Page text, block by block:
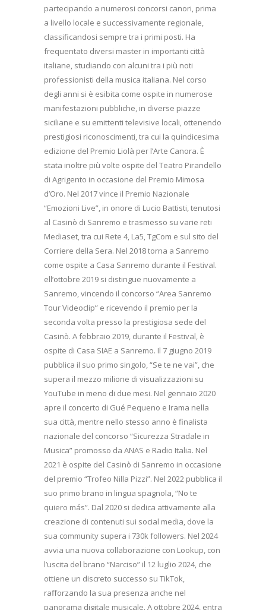
partecipando a numerosi concorsi canori, prima
a livello locale e successivamente regionale,
classificandosi sempre tra i primi posti. Ha
frequentato diversi master in importanti città
italiane, studiando con alcuni tra i più noti
professionisti della musica italiana. Nel corso
degli anni si è esibita come ospite in numerose
manifestazioni pubbliche, in diverse piazze
siciliane e su emittenti televisive locali, ottenendo
prestigiosi riconoscimenti, tra cui la quindicesima
edizione del Premio Liolà per l’Arte Canora. È
stata inoltre più volte ospite del Teatro Pirandello
di Agrigento in occasione del Premio Mimosa
d’Oro. Nel 2017 vince il Premio Nazionale
“Emozioni Live”, in onore di Lucio Battisti, tenutosi
al Casinò di Sanremo e trasmesso su varie reti
Mediaset, tra cui Rete 4, La5, TgCom e sul sito del
Corriere della Sera. Nel 2018 torna a Sanremo
come ospite a Casa Sanremo durante il Festival.
ell’ottobre 2019 si distingue nuovamente a
Sanremo, vincendo il concorso “Area Sanremo
Tour Videoclip” e ricevendo il premio per la
seconda volta presso la prestigiosa sede del
Casinò. A febbraio 2019, durante il Festival, è
ospite di Casa SIAE a Sanremo. Il 7 giugno 2019
pubblica il suo primo singolo, “Se te ne vai”, che
supera il mezzo milione di visualizzazioni su
YouTube in meno di due mesi. Nel gennaio 2020
apre il concerto di Gué Pequeno e Irama nella
sua città, mentre nello stesso anno è finalista
nazionale del concorso “Sicurezza Stradale in
Musica” promosso da ANAS e Radio Italia. Nel
2021 è ospite del Casinò di Sanremo in occasione
del premio “Trofeo Nilla Pizzi”. Nel 2022 pubblica il
suo primo brano in lingua spagnola, “No te
quiero más”. Dal 2020 si dedica attivamente alla
creazione di contenuti sui social media, dove la
sua community supera i 730k followers. Nel 2024
avvia una nuova collaborazione con Lookup, con
l’uscita del brano “Narciso” il 12 luglio 2024, che
ottiene un discreto successo su TikTok,
raﬀorzando la sua presenza anche nel
panorama digitale musicale. A ottobre 2024, entra